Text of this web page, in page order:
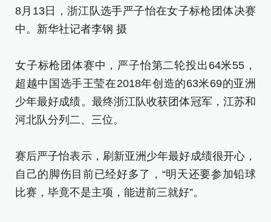
8月13日，浙江队选手严子怡在女子标枪团体决赛
中。新华社记者李钢 摄
女子标枪团体赛中，严子怡第二轮投出64米55，
超越中国选手王莹在2018年创造的63米69的亚洲
少年最好成绩。最终浙江队收获团体冠军，江苏和
河北队分列二、三位。
赛后严子怡表示，刷新亚洲少年最好成绩很开心，
自己的脚伤目前已经好多了，“明天还要参加铅球
比赛，毕竟不是主项，能进前三就好”。